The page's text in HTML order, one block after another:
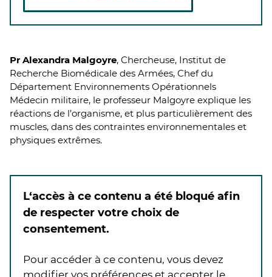
Pr Alexandra Malgoyre, Chercheuse, Institut de
Recherche Biomédicale des Armées, Chef du
Département Environnements Opérationnels
Médecin militaire, le professeur Malgoyre explique les
réactions de l’organisme, et plus particulièrement des
muscles, dans des contraintes environnementales et
physiques extrêmes.
L‘accès à ce contenu a été bloqué afin
de respecter votre choix de
consentement.
Pour accéder à ce contenu, vous devez
modifier vos préférences et accepter le